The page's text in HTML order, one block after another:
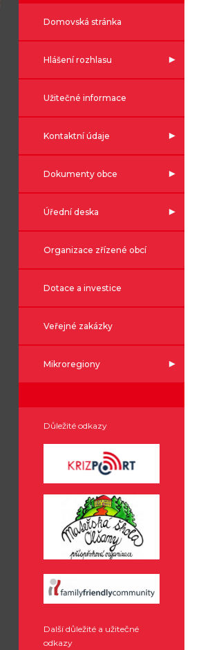
Domovská stránka
Hlášení rozhlasu
Užitečné informace
Kontaktní údaje
Dokumenty obce
Úřední deska
Organizace zřízené obcí
Dotace a investice
Veřejné zakázky
Mikroregiony
Důležité odkazy
Další důležité a užitečné
odkazy